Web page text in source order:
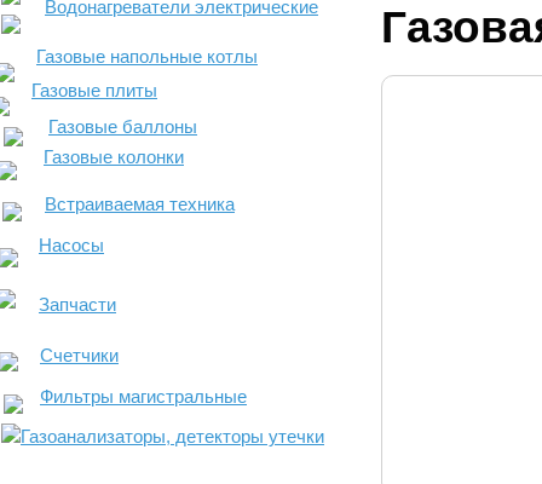
Водонагреватели электрические
Газовые напольные котлы
Газовые плиты
Газовые баллоны
Газовые колонки
Встраиваемая техника
Насосы
Запчасти
Счетчики
Фильтры магистральные
Газоанализаторы, детекторы утечки